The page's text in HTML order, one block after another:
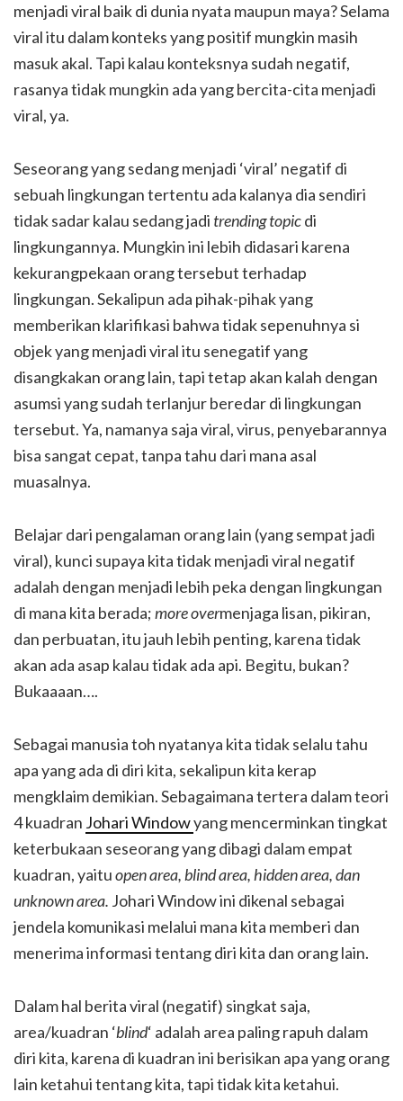
menjadi viral baik di dunia nyata maupun maya? Selama
viral itu dalam konteks yang positif mungkin masih
masuk akal. Tapi kalau konteksnya sudah negatif,
rasanya tidak mungkin ada yang bercita-cita menjadi
viral, ya.
Seseorang yang sedang menjadi ‘viral’ negatif di
sebuah lingkungan tertentu ada kalanya dia sendiri
tidak sadar kalau sedang jadi trending topicdi
lingkungannya. Mungkin ini lebih didasari karena
kekurangpekaan orang tersebut terhadap
lingkungan. Sekalipun ada pihak-pihak yang
memberikan klarifikasi bahwa tidak sepenuhnya si
objek yang menjadi viral itu senegatif yang
disangkakan orang lain, tapi tetap akan kalah dengan
asumsi yang sudah terlanjur beredar di lingkungan
tersebut. Ya, namanya saja viral, virus, penyebarannya
bisa sangat cepat, tanpa tahu dari mana asal
muasalnya.
Belajar dari pengalaman orang lain (yang sempat jadi
viral), kunci supaya kita tidak menjadi viral negatif
adalah dengan menjadi lebih peka dengan lingkungan
di mana kita berada;more overmenjaga lisan, pikiran,
dan perbuatan, itu jauh lebih penting, karena tidak
akan ada asap kalau tidak ada api. Begitu, bukan?
Bukaaaan….
Sebagai manusia toh nyatanya kita tidak selalu tahu
apa yang ada di diri kita, sekalipun kita kerap
mengklaim demikian. Sebagaimana tertera dalam teori
4 kuadran Johari Windowyang mencerminkan tingkat
keterbukaan seseorang yang dibagi dalam empat
kuadran, yaituopen area, blind area, hidden area, dan
unknown area. Johari Window ini dikenal sebagai
jendela komunikasi melalui mana kita memberi dan
menerima informasi tentang diri kita dan orang lain.
Dalam hal berita viral (negatif) singkat saja,
area/kuadran ‘blind‘ adalah area paling rapuh dalam
diri kita, karena di kuadran ini berisikan apa yang orang
lain ketahui tentang kita, tapi tidak kita ketahui.